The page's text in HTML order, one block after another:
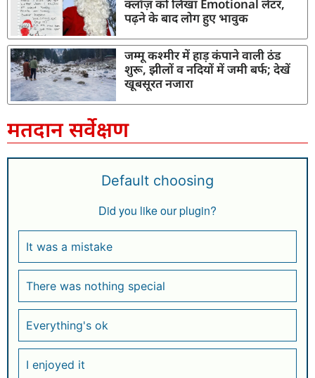
क्लॉज़ को लिखा Emotional लेटर,
पढ़ने के बाद लोग हुए भावुक
जम्मू कश्मीर में हाड़ कंपाने वाली ठंड
शुरू, झीलों व नदियों में जमी बर्फ; देखें
खूबसूरत नजारा
मतदान सर्वेक्षण
Default choosing
Did you like our plugin?
It was a mistake
There was nothing special
Everything's ok
I enjoyed it